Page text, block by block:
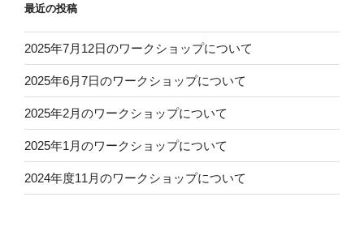
最近の投稿
2025年7月12日のワークショップについて
2025年6月7日のワークショップについて
2025年2月のワークショップについて
2025年1月のワークショップについて
2024年度11月のワークショップについて